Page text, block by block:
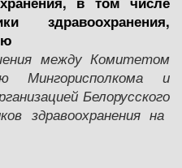
здравоохранения,
между Комитетом
Мингорисполкома и
Белорусского
здравоохранения на